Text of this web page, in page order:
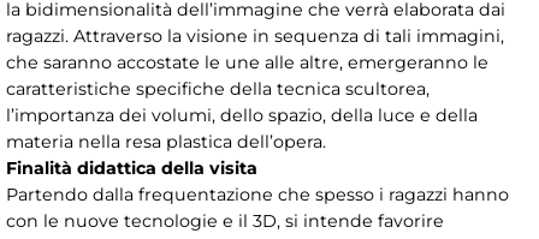
la bidimensionalità dell’immagine che verrà elaborata dai
ragazzi. Attraverso la visione in sequenza di tali immagini,
che saranno accostate le une alle altre, emergeranno le
caratteristiche specifiche della tecnica scultorea,
l’importanza dei volumi, dello spazio, della luce e della
materia nella resa plastica dell’opera.
Finalità didattica della visita
Partendo dalla frequentazione che spesso i ragazzi hanno
con le nuove tecnologie e il 3D, si intende favorire